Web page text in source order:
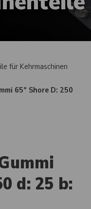
für Kehrmaschinen
65° Shore D: 250
d: 25 b: